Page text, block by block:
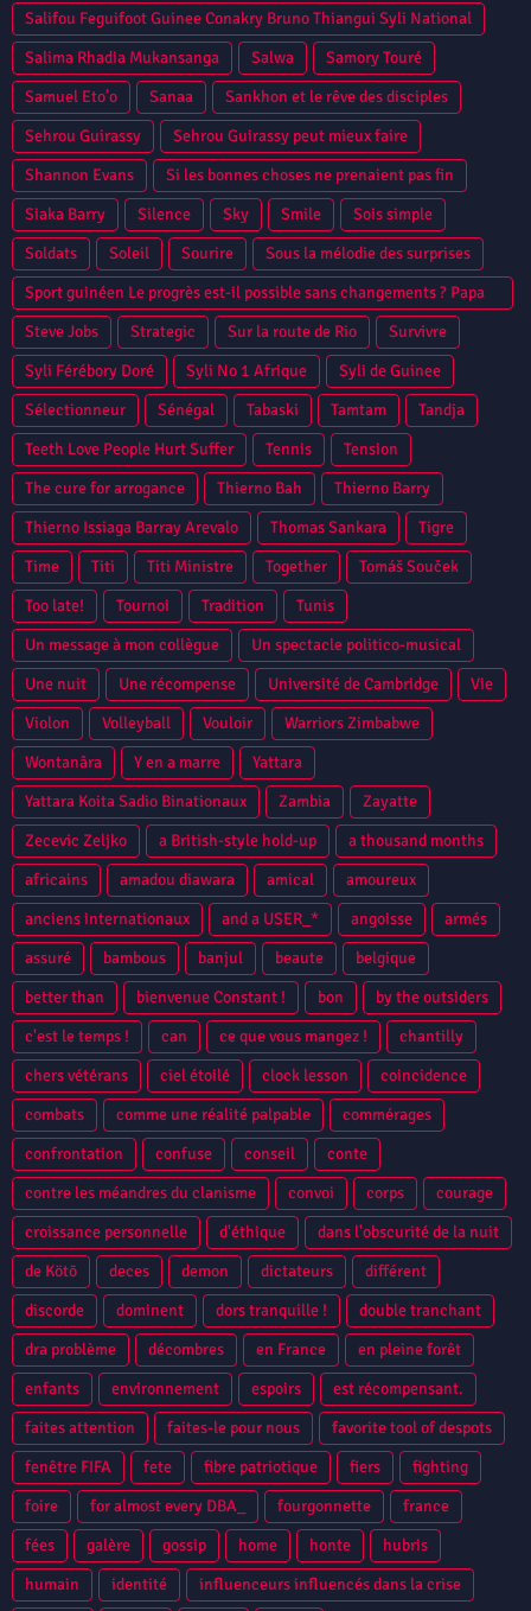
Salifou Feguifoot Guinee Conakry Bruno Thiangui Syli National
Salima Rhadia Mukansanga
Salwa
Samory Touré
Samuel Eto’o
Sanaa
Sankhon et le rêve des disciples
Sehrou Guirassy
Sehrou Guirassy peut mieux faire
Shannon Evans
Si les bonnes choses ne prenaient pas fin
Siaka Barry
Silence Sky Smile
Sois simple
Soldats
Soleil Sourire
Sous la mélodie des surprises
Sport guinéen Le progrès est-il possible sans changements ? Papa
Camara
Steve Jobs Strategic Sur la route de Rio
Survivre
Syli Férébory Doré
Syli No 1 Afrique
Syli de Guinee
Sélectionneur
Sénégal Tabaski Tamtam
Tandja
Teeth Love People Hurt Suffer
Tennis
Tension
The cure for arrogance
Thierno Bah
Thierno Barry
Thierno Issiaga Barray Arevalo
Thomas Sankara
Tigre
Time
Titi Titi Ministre Together
Tomáš Souček
Too late!
Tournoi Tradition
Tunis
Un message à mon collègue
Un spectacle politico-musical
Une nuit
Une récompense Université de Cambridge
Vie
Violon
Volleyball Vouloir
Warriors Zimbabwe
Wontanâra
Y en a marre
Yattara
Yattara Koita Sadio Binationaux
Zambia
Zayatte
Zecevic Zeljko
a British-style hold-up
a thousand months
africains
amadou diawara amical
amoureux
anciens internationaux
and a USER_* angoisse
armés
assuré
bambous banjul beaute
belgique
better than
bienvenue Constant ! bon
by the outsiders
c'est le temps !
can ce que vous mangez !
chantilly
chers vétérans
ciel étoilé clock lesson
coincidence
combats
comme une réalité palpable
commérages
confrontation
confuse conseil
conte
contre les méandres du clanisme
convoi corps
courage
croissance personnelle
d'éthique
dans l'obscurité de la nuit
de Kötō
deces demon dictateurs
différent
discorde
dominent dors tranquille !
double tranchant
dra problème
décombres en France
en pleine forêt
enfants
environnement espoirs
est récompensant.
faites attention
faites-le pour nous
favorite tool of despots
fenêtre FIFA
fete fibre patriotique fiers
fighting
foire
for almost every DBA_ fourgonnette
france
fées
galère gossip home honte
hubris
humain
identité
influenceurs influencés dans la crise